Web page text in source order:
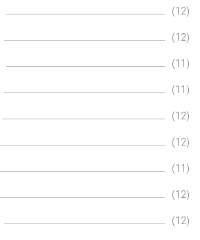
(12)
(12)
(11)
(11)
(12)
(12)
(11)
(12)
(12)